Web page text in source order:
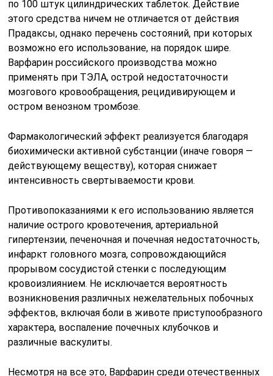
по 100 штук цилиндрических таблеток. Действие
этого средства ничем не отличается от действия
Прадаксы, однако перечень состояний, при которых
возможно его использование, на порядок шире.
Варфарин российского производства можно
применять при ТЭЛА, острой недостаточности
мозгового кровообращения, рецидивирующем и
остром венозном тромбозе.
Фармакологический эффект реализуется благодаря
биохимически активной субстанции (иначе говоря —
действующему веществу), которая снижает
интенсивность свертываемости крови.
Противопоказаниями к его использованию является
наличие острого кровотечения, артериальной
гипертензии, печеночная и почечная недостаточность,
инфаркт головного мозга, сопровождающийся
прорывом сосудистой стенки с последующим
кровоизлиянием. Не исключается вероятность
возникновения различных нежелательных побочных
эффектов, включая боли в животе приступообразного
характера, воспаление почечных клубочков и
различные васкулиты.
Несмотря на все это, Варфарин среди отечественных